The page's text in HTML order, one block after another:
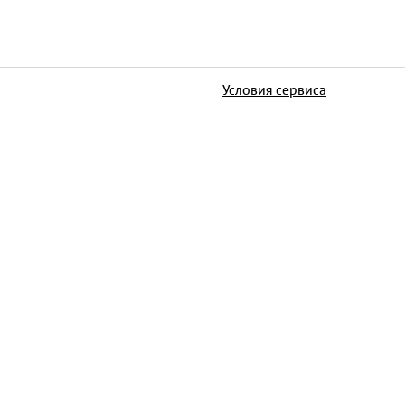
Условия сервиса